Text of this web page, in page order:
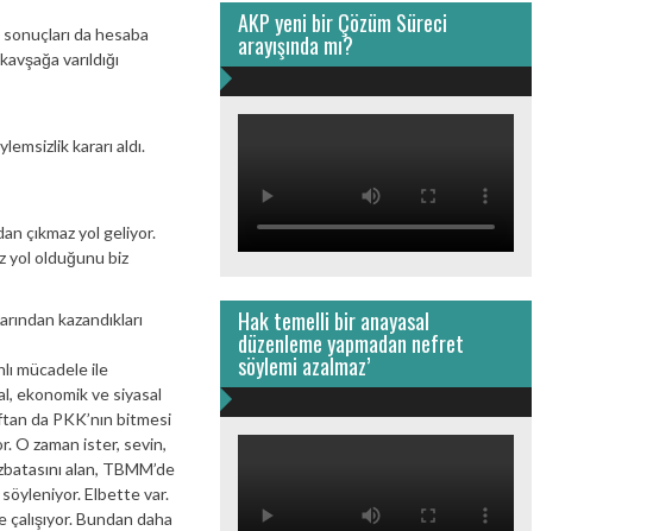
da hesaba
varıldığı
kararı aldı.
çıkmaz yol geliyor.
yol olduğunu biz
kazandıkları
mücadele ile
ekonomik ve siyasal
da PKK’nın bitmesi
O zaman ister, sevin,
alan, TBMM’de
Elbette var.
Bundan daha
AKP yeni bir Çözüm Süreci
arayışında mı?
Hak temelli bir anayasal
düzenleme yapmadan nefret
söylemi azalmaz’